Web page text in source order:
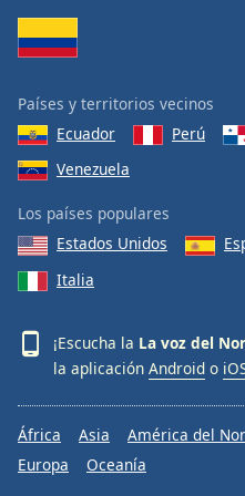
Países y territorios vecinos
Ecuador
Perú
Venezuela
Los países populares
Estados Unidos
Italia
¡Escucha la La voz del
la aplicación Android o
África Asia América del
Europa
Oceanía